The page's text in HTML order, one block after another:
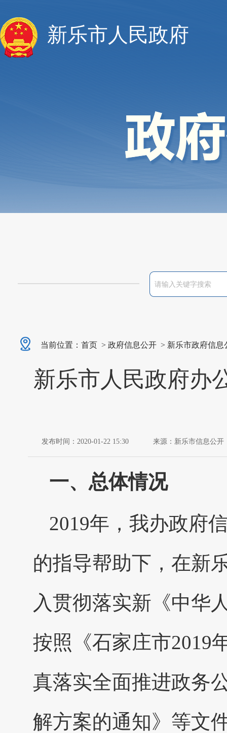
新乐市人民政府
当前位置： 首页 > 政府信息公开 > 新乐市政府信息
新乐市人民政府办
发布时间：2020-01-22 15:30 来源：新乐市信息公开
一、总体情况
2019年，我办政府
的指导帮助下，在新
入贯彻落实新《中华
按照《石家庄市2019
真落实全面推进政务
解方案的通知》等文